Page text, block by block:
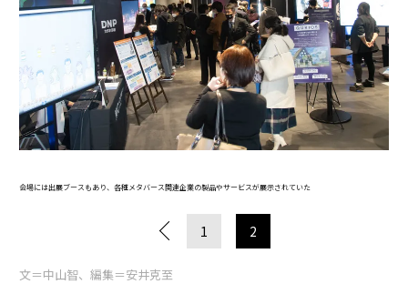
会場には出展ブースもあり、各種メタバース関連企業の製品やサービスが展示されていた
1 2
文＝中山智、編集＝安井克至